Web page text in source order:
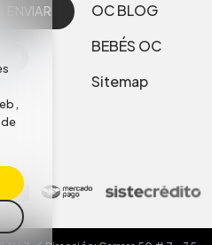
ENVIAR
OC BLOG
BEBÉS OC
Sitemap